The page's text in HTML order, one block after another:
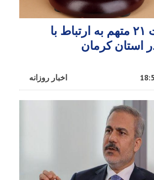
بازداشت ۲۱ متهم به ارتباط با
استان کرمان
اخبار روزانه